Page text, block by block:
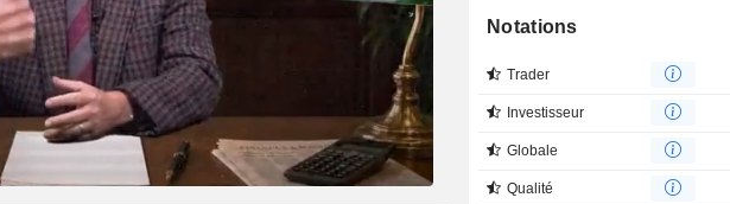
Notations
Trader
Investisseur
Globale
Qualité